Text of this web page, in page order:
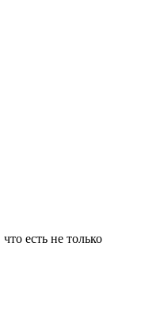
есть не только